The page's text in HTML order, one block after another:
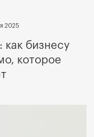
2025
бизнесу
которое